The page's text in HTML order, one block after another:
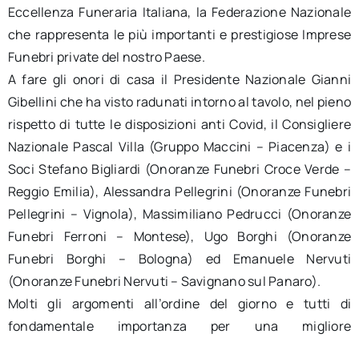
Eccellenza Funeraria Italiana, la Federazione Nazionale
che rappresenta le più importanti e prestigiose Imprese
Funebri private del nostro Paese.
A fare gli onori di casa il Presidente Nazionale Gianni
Gibellini che ha visto radunati intorno al tavolo, nel pieno
rispetto di tutte le disposizioni anti Covid, il Consigliere
Nazionale Pascal Villa (Gruppo Maccini – Piacenza) e i
Soci Stefano Bigliardi (Onoranze Funebri Croce Verde –
Reggio Emilia), Alessandra Pellegrini (Onoranze Funebri
Pellegrini – Vignola), Massimiliano Pedrucci (Onoranze
Funebri Ferroni – Montese), Ugo Borghi (Onoranze
Funebri Borghi – Bologna) ed Emanuele Nervuti
(Onoranze Funebri Nervuti – Savignano sul Panaro).
Molti gli argomenti all’ordine del giorno e tutti di
fondamentale importanza per una migliore